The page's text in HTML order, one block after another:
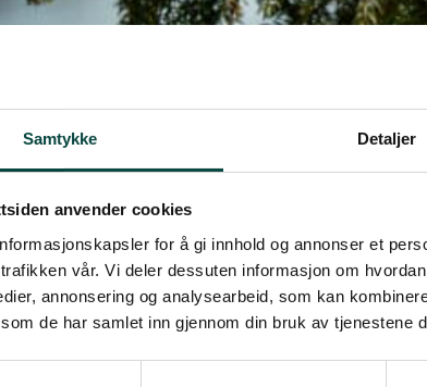
Samtykke Detaljer
anvender cookies
for å gi innhold og annonser et
vår. Vi deler dessuten informasjon om
annonsering og analysearbeid, som kan
de har samlet inn gjennom din bruk av tjenestene